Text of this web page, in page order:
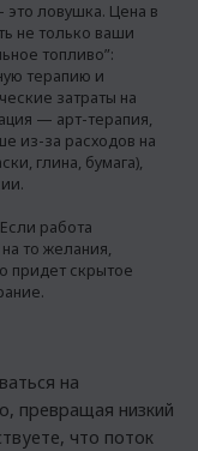
ловушка. Цена в
не только ваши
топливо”:
терапию и
затраты на
— арт-терапия,
из-за расходов на
глина, бумага),
работа
то желания,
придет скрытое
на
превращая низкий
что поток